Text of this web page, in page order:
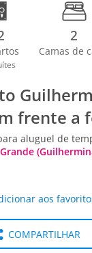
2
Camas de
frente a
aluguel de
aos
COMPARTILHAR